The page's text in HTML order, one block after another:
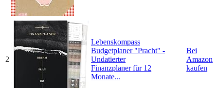
2
Lebenskompass
Budgetplaner "Pracht" -
Undatierter
Finanzplaner für 12
Monate...
Bei
Amazon
kaufen